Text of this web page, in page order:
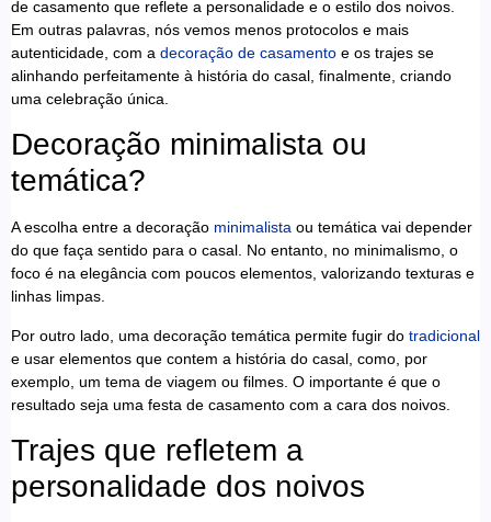
de casamento que reflete a personalidade e o estilo dos noivos.
Em outras palavras, nós vemos menos protocolos e mais
autenticidade, com a decoração de casamento e os trajes se
alinhando perfeitamente à história do casal, finalmente, criando
uma celebração única.
Decoração minimalista ou
temática?
A escolha entre a decoração minimalista ou temática vai depender
do que faça sentido para o casal. No entanto, no minimalismo, o
foco é na elegância com poucos elementos, valorizando texturas e
linhas limpas.
Por outro lado, uma decoração temática permite fugir do tradicional
e usar elementos que contem a história do casal, como, por
exemplo, um tema de viagem ou filmes. O importante é que o
resultado seja uma festa de casamento com a cara dos noivos.
Trajes que refletem a
personalidade dos noivos